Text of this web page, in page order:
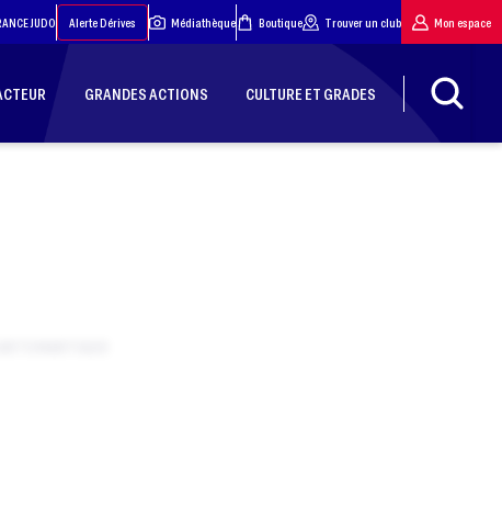
JUDO Alerte Dérives Médiathèque Boutique Trouver un club Mon espace
GRANDES ACTIONS CULTURE ET GRADES